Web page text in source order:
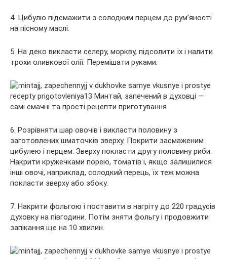
4. Цибулю підсмажити з солодким перцем до рум’яності
на пісному маслі.
5. На деко викласти селеру, моркву, підсолити їх і налити
трохи оливкової олії. Перемішати руками.
6. Розрівняти шар овочів і викласти половину з
заготовлених шматочків зверху. Покрити засмаженим
цибулею і перцем. Зверху покласти другу половину риби.
Накрити кружечками порею, томатів і, якщо залишилися
інші овочі, наприклад, солодкий перець, їх теж можна
покласти зверху або збоку.
7. Накрити фольгою і поставити в нагріту до 220 градусів
духовку на півгодини. Потім зняти фольгу і продовжити
запікання ще на 10 хвилин.